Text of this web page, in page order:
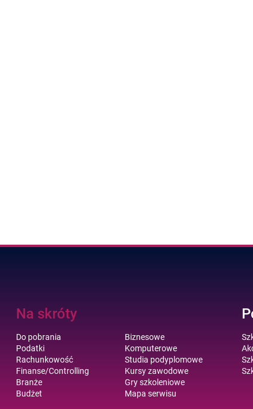
Na skróty
Do pobrania
Podatki
Rachunkowość
Finanse/Controlling
Branże
Budżet
Biznesowe
Komputerowe
Studia podyplomowe
Kursy zawodowe
Gry szkoleniowe
Mapa serwisu